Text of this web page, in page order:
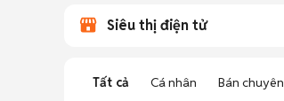
Siêu thị điện tử
Tất cả Cá nhân Bán chuyên